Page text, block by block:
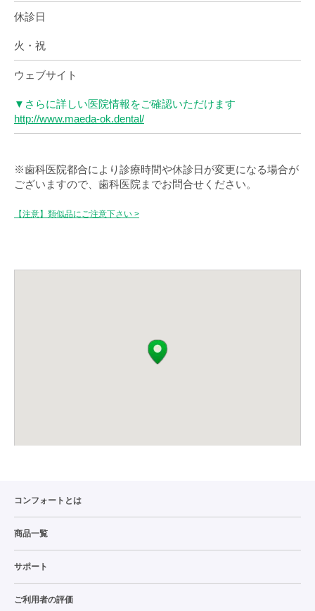
休診日
火・祝
ウェブサイト
▼さらに詳しい医院情報をご確認いただけます
http://www.maeda-ok.dental/
※歯科医院都合により診療時間や休診日が変更になる場合が
ございますので、歯科医院までお問合せください。
【注意】類似品にご注意下さい >
コンフォートとは
商品一覧
サポート
ご利用者の評価